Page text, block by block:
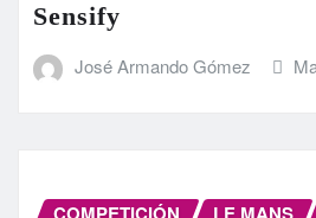
Sensify
José Armando Gómez